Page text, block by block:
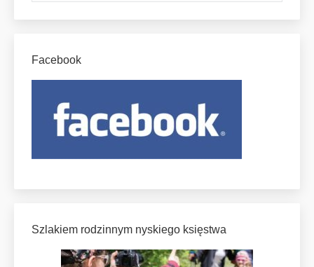
Facebook
Szlakiem rodzinnym nyskiego księstwa